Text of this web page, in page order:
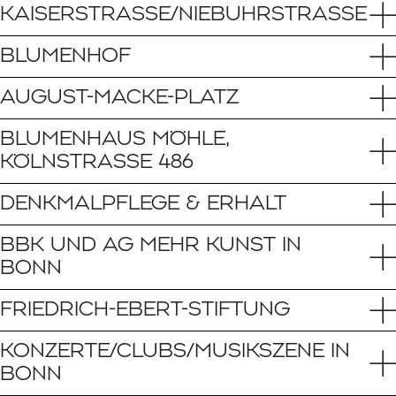
KAISERSTRASSE/NIEBUHRSTRASSE
BLUMENHOF
AUGUST-MACKE-PLATZ
BLUMENHAUS MÖHLE,
KÖLNSTRASSE 486
DENKMALPFLEGE & ERHALT
BBK UND AG MEHR KUNST IN
BONN
FRIEDRICH-EBERT-STIFTUNG
KONZERTE/CLUBS/MUSIKSZENE IN
BONN